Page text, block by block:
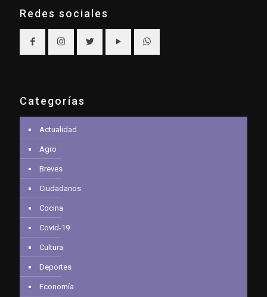
Redes sociales
Categorías
Actualidad
Agro
Breves
Ciudadanos
Cocina
Covid-19
Cultura
Deportes
Economía